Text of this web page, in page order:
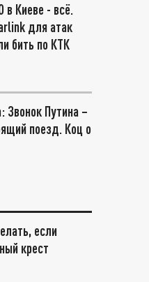
в Киеве - всё.
для атак
бить по КТК
Звонок Путина –
поезд. Коц о
если
крест